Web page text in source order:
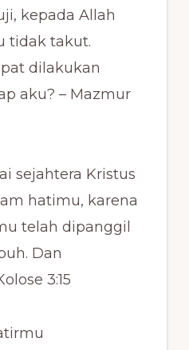
kepada Allah
tidak takut.
dilakukan
aku? – Mazmur
sejahtera Kristus
hatimu, karena
telah dipanggil
Dan
3:15